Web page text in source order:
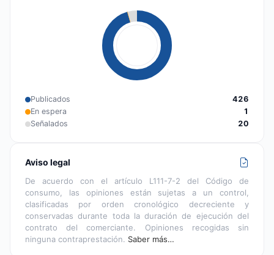
Publicados
426
En espera
1
Señalados
20
Aviso legal
De acuerdo con el artículo L111-7-2 del Código de
consumo, las opiniones están sujetas a un control,
clasificadas por orden cronológico decreciente y
conservadas durante toda la duración de ejecución del
contrato del comerciante. Opiniones recogidas sin
ninguna contraprestación. Saber más…